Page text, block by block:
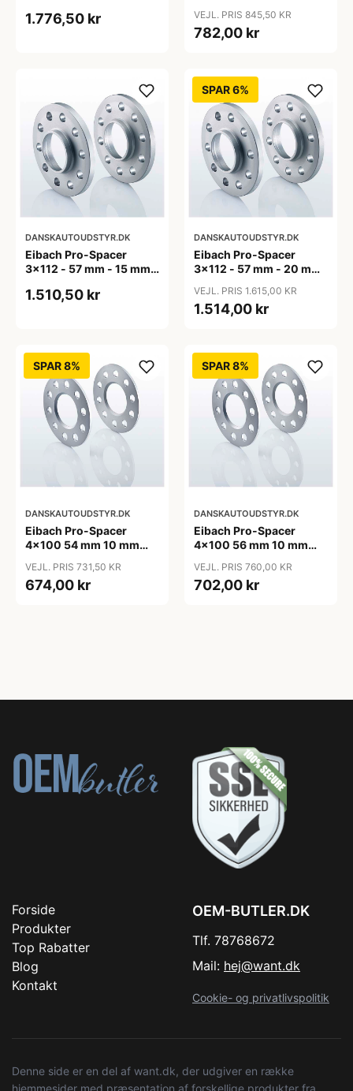
1.776,50 kr VEJL. PRIS 845,50 KR
782,00 kr
DANSKAUTOUDSTYR.DK
Eibach Pro-Spacer
3x112 - 57 mm - 15 mm
1.510,50 kr
SPAR 6%
DANSKAUTOUDSTYR.DK
Eibach Pro-Spacer
3x112 - 57 mm - 20 mm
VEJL. PRIS 1.615,00 KR
1.514,00 kr
SPAR 8%
DANSKAUTOUDSTYR.DK
Eibach Pro-Spacer
4x100 54 mm 10 mm
VEJL. PRIS 731,50 KR
674,00 kr
SPAR 8%
DANSKAUTOUDSTYR.DK
Eibach Pro-Spacer
4x100 56 mm 10 mm
VEJL. PRIS 760,00 KR
702,00 kr
Forside
Produkter
Top Rabatter
Blog
Kontakt
OEM-BUTLER.DK
Tlf. 78768672
Mail: hej@want.dk
Cookie- og privatlivspolitik
Denne side er en del af want.dk, der udgiver en række